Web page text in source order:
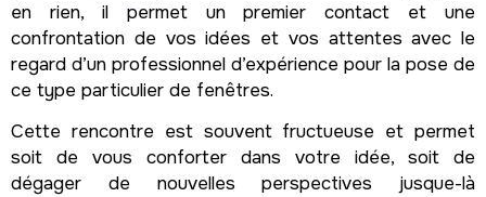
en rien, il permet un premier contact et une
confrontation de vos idées et vos attentes avec le
regard d’un professionnel d’expérience pour la pose de
ce type particulier de fenêtres.
Cette rencontre est souvent fructueuse et permet
soit de vous conforter dans votre idée, soit de
dégager de nouvelles perspectives jusque-là